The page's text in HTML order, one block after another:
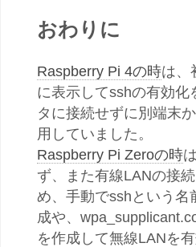
おわりに
Raspberry Pi 4の時は、
に表示してsshの有効化
タに接続せずに別端末
用していました。
Raspberry Pi Zeroの時
ず、また有線LANの接
め、手動でsshという名
成や、
を作成して無線LANを